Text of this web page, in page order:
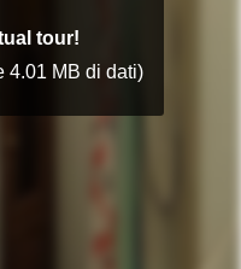
tour!
4.01 MB di dati)